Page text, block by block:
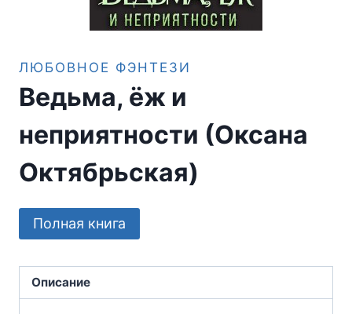
ЛЮБОВНОЕ ФЭНТЕЗИ
Ведьма, ёж и
неприятности (Оксана
Октябрьская)
Полная книга
Описание